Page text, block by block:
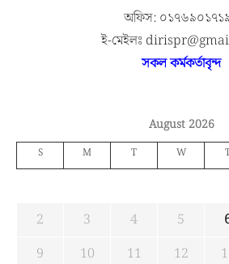
অফিস:
ই-মেইলঃ
সকল কর্মকর্তাবৃন্দ
August 2026
S M T W
2
3 4 5
9
10 11 12